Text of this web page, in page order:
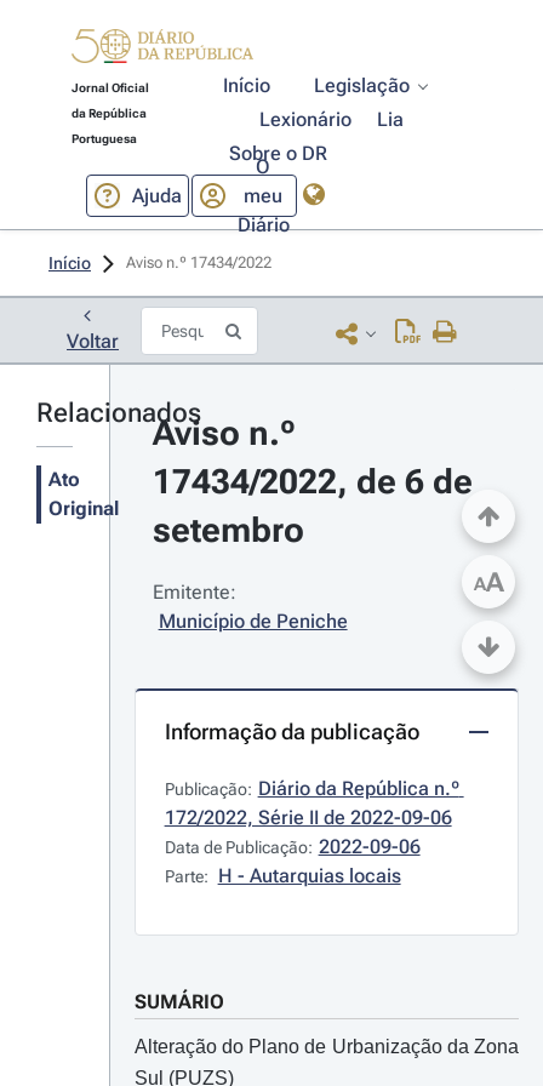
Jornal Oficial
da República
Portuguesa
Início
Legislação
Lexionário
Lia
Sobre o DR
Ajuda
O
meu
Diário
Início Aviso n.º 17434/2022
Voltar
Relacionados
Ato
Original
Aviso n.º
17434/2022, de 6 de
setembro
Emitente:
Município de Peniche
Informação da publicação
Publicação: Diário da República n.º
172/2022, Série II de 2022-09-06
Data de Publicação: 2022-09-06
Parte: H - Autarquias locais
SUMÁRIO
Alteração do Plano de Urbanização da Zona
Sul (PUZS)
AA